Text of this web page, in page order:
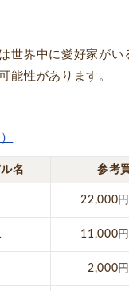
世界中に愛好家がい
能性があります。
名 参考
22,000
11,000
2,000